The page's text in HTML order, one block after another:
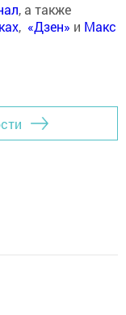
, а также
, «Дзен» и Макс